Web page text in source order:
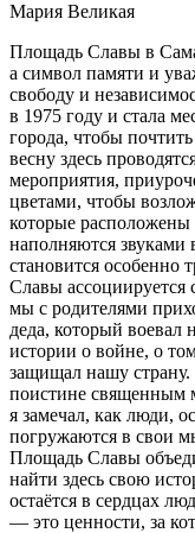
Мария Великая
Площадь Славы в
а символ памяти и
свободу и
в 1975 году и стала
города, чтобы
весну здесь
мероприятия,
цветами, чтобы
которые
наполняются
становится особенно
Славы
мы с родителями
деда, который воевал
истории о войне, о
защищал нашу
поистине священным
я замечал, как люди,
погружаются в свои
Площадь Славы
найти здесь свою
остаётся в сердцах
— это ценности, за